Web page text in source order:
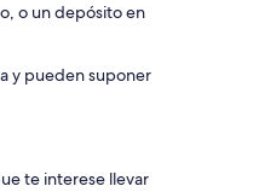
o un depósito en
y pueden suponer
te interese llevar